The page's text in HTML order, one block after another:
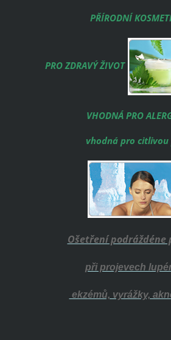
PŘÍRODNÍ
PRO ZDRAVÝ ŽIVOT
VHODNÁ PRO
vhodná pro citlivou
Ošetření podráždéne
při projevech
ekzémů, vyrážky,